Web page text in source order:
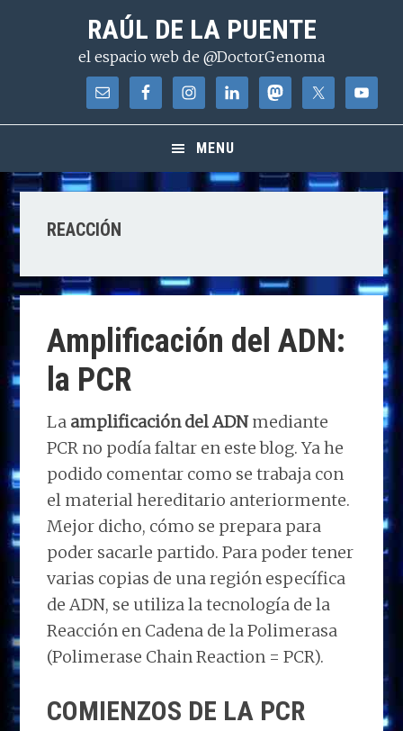
contenido
RAÚL DE LA PUENTE
el espacio web de @DoctorGenoma
MENU
REACCIÓN
Amplificación del ADN:
la PCR
La amplificación del ADNmediante
PCR no podía faltar en este blog. Ya he
podido comentar como se trabaja con
el material hereditario anteriormente.
Mejor dicho, cómo se prepara para
poder sacarle partido. Para poder tener
varias copias de una región específica
de ADN, se utiliza la tecnología de la
Reacción en Cadena de la Polimerasa
(Polimerase Chain Reaction = PCR).
COMIENZOS DE LA PCR